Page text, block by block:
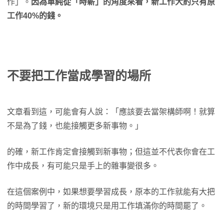
工作40%的錢。
不要把工作當成學習的場所
文章看到這，可能會有人說：「應該要去當架構師啊！就算
不是為了錢，也能接觸更多新事物。」
的確，新工作肯定會接觸到新事物；但這並不代表你會在工
作中成長，有可能只是手上的雜事變很多。
在這個案例中，如果想要學習成長，原本的工作就能有大把
的時間學習了，新的環境只是用工作填滿你的時間罷了。